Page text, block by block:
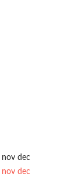
nov dec
nov dec